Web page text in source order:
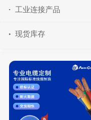
工业连接产品
现货库存